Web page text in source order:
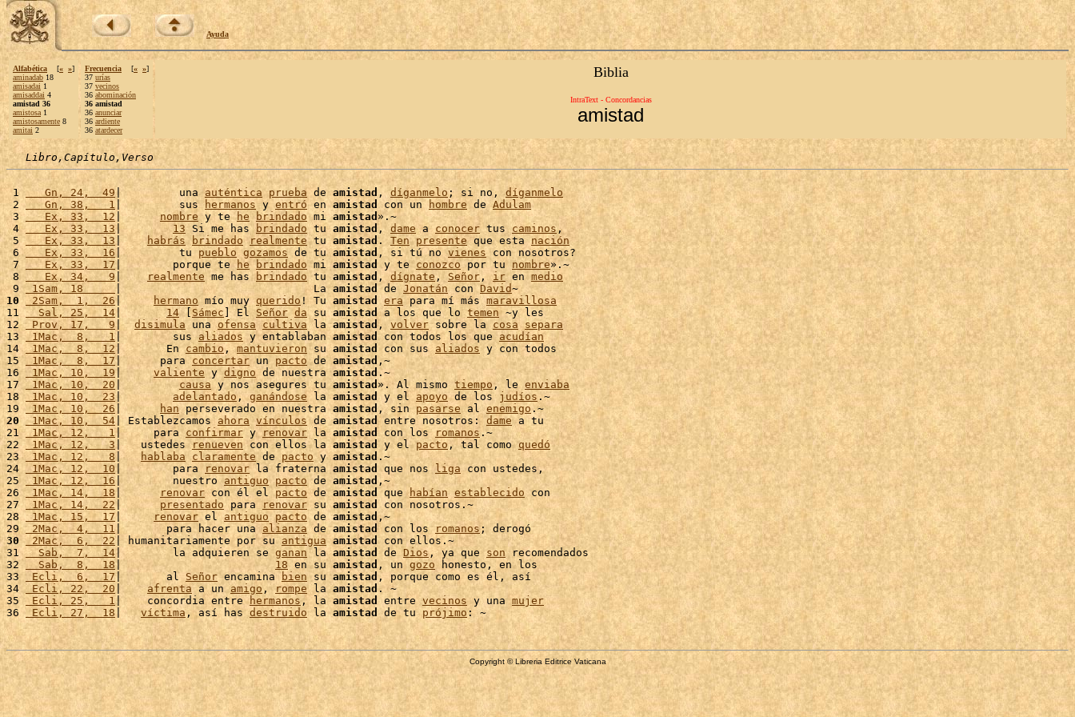
Ayuda
Alfabética [« »]
aminadab 18
amisadai 1
amisaddai 4
amistad 36
amistosa 1
amistosamente 8
amitai 2
Frecuencia [« »]
37 urías
37 vecinos
36 abominación
36 amistad
36 anunciar
36 ardiente
36 atardecer
Biblia
IntraText - Concordancias
amistad
Libro,Capítulo,Verso
1
   Gn, 24,  49
|         una auténtica prueba de amistad , díganmelo; si no, díganmelo
2
   Gn, 38,   1
|         sus hermanos y entró en amistad con un hombre de Adulam
3
   Ex, 33,  12
| nombre y te he brindado mi amistad ».~
4
   Ex, 33,  13
| 13 Si me has brindado tu amistad, dame a conocer tus caminos,
5
   Ex, 33,  13
| habrás brindado realmente tu amistad . Ten presente que esta nación
6
   Ex, 33,  16
|         tu pueblo gozamos de tu amistad , si tú no vienes con nosotros?
7
   Ex, 33,  17
|        porque te he brindado mi amistad y te conozco por tu nombre».~
8
   Ex, 34,   9
| realmente me has brindado tu amistad , dígnate, Señor , ir en medio
9 1Sam, 18 |                              La amistad de Jonatán con David
10
2Sam,  1,  26| hermano mío muy querido! Tu amistad era para mí más maravillosa
11
  Sal, 25,  14
| 14 [Sámec ] El Señor da su amistad a los que lo temen ~y les
12 Prov, 17,   9 | disimula una ofensa cultiva la amistad , volver sobre la cosa
separa
13
1Mac,  8,   1|        sus aliados y entablaban amistad con todos los que acudían
14 1Mac,  8,  12 |       En cambio, mantuvieron su amistad con sus aliados y con todos
15 1Mac,  8,  17|      para concertar un pacto de amistad ,~
16
1Mac, 10,  19| valiente y digno de nuestra amistad .~
17 1Mac, 10,  20 | causa y nos asegures tu amistad ». Al mismo tiempo, le enviaba
18 1Mac, 10,  23 | adelantado , ganándose la amistad y el apoyo de los judíos .~
19 1Mac, 10,  26 | han perseverado en nuestra amistad , sin pasarse al enemigo
20
1Mac, 10,  54 | Establezcamos ahora vínculos de amistad entre nosotros: dame a tu
21
1Mac, 12,   1|     para confirmar y renovar la amistad con los romanos .~
22
1Mac, 12,   3|   ustedes renueven con ellos la amistad y el pacto , tal como quedó
23 1Mac, 12,   8 | hablaba claramente de pacto y amistad .~
24 1Mac, 12,  10 |        para renovar la fraterna amistad que nos liga con ustedes,
25
1Mac, 12,  16 |        nuestro antiguo pacto de amistad ,~
26 1Mac, 14,  18 | renovar con él el pacto de amistad que habían establecido con
27
1Mac, 14,  22| presentado para renovar su amistad con nosotros.~
28 1Mac, 15,  17 | renovar el antiguo pacto de amistad,~
29 2Mac,  4,  11 |       para hacer una alianza de amistad con los romanos
30
2Mac,  6,  22| humanitariamente por su antigua amistad con ellos.~
31
  Sab,  7,  14
|        la adquieren se ganan la amistad de Dios , ya que son recomendados
32
  Sab,  8,  18
| 18 en su amistad , un gozo honesto, en los
33
Ecli,  6,  17|       al Señor encamina bien su amistad , porque como es él, así
34 Ecli, 22,  20 | afrenta a un amigo , rompe la amistad. ~
35 Ecli, 25,   1 |    concordia entre hermanos , la amistad entre vecinos y una mujer
36 Ecli, 27,  18 | víctima, así has destruido la amistad de tu prójimo
Copyright © Libreria Editrice Vaticana